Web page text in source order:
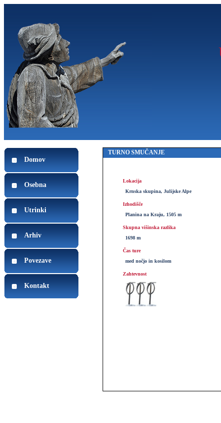
Domov
Osebna
Utrinki
Arhiv
Povezave
Kontakt
TURNO SMUČANJE
Lokacija
Krnska skupina, Julijske Alpe
Izhodišče
Planina na Kraju, 1505 m
Skupna višinska razlika
1698 m
Čas ture
med nočjo in kosilom
Zahtevnost